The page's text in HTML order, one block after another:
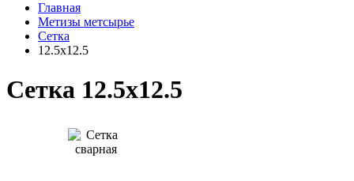
Главная
Метизы метсырье
Сетка
12.5х12.5
Сетка 12.5х12.5